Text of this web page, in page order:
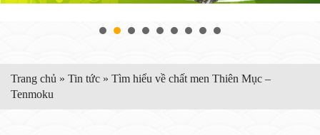
Trang chủ » Tin tức » Tìm hiểu về chất men Thiên Mục –
Tenmoku